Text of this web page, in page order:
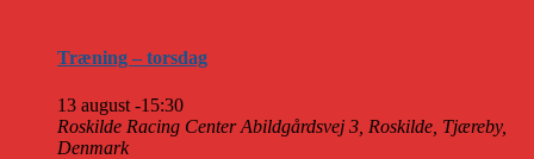
Træning – torsdag
13 august -15:30
Roskilde Racing CenterAbildgårdsvej 3, Roskilde, Tjæreby,
Denmark